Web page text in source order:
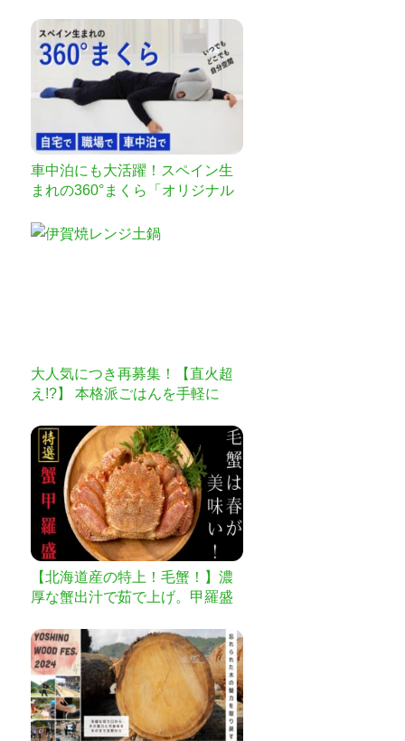
車中泊にも大活躍！スペイン生
まれの360°まくら「オリジナル
大人気につき再募集！【直火超
え!?】 本格派ごはんを手軽に
【北海道産の特上！毛蟹！】濃
厚な蟹出汁で茹で上げ。甲羅盛